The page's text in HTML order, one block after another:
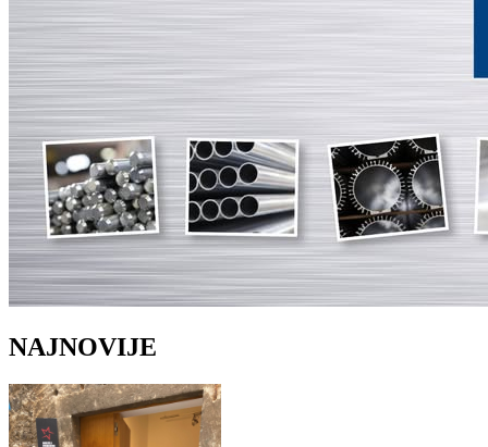
NAJNOVIJE